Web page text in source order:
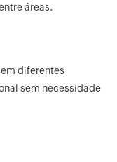
áreas.
diferentes
sem necessidade